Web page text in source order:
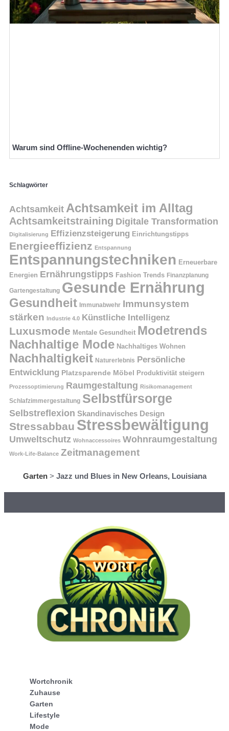
Warum sind Offline-Wochenenden wichtig?
Schlagwörter
Achtsamkeit Achtsamkeit im Alltag
Achtsamkeitstraining Digitale Transformation
Digitalisierung Effizienzsteigerung Einrichtungstipps
Energieeffizienz Entspannung
Entspannungstechniken Erneuerbare
Energien Ernährungstipps Fashion Trends Finanzplanung
Gartengestaltung Gesunde Ernährung
Gesundheit Immunabwehr Immunsystem
stärken
Industrie 4.0 Künstliche Intelligenz
Luxusmode Mentale Gesundheit Modetrends
Nachhaltige Mode Nachhaltiges Wohnen
Nachhaltigkeit Naturerlebnis Persönliche
Entwicklung Platzsparende Möbel Produktivität steigern
Prozessoptimierung Raumgestaltung Risikomanagement
Schlafzimmergestaltung Selbstfürsorge
Selbstreflexion Skandinavisches Design
Stressabbau Stressbewältigung
Umweltschutz Wohnaccessoires Wohnraumgestaltung
Work-Life-Balance Zeitmanagement
Garten> Jazz und Blues in New Orleans, Louisiana
Wortchronik
Zuhause
Garten
Lifestyle
Mode